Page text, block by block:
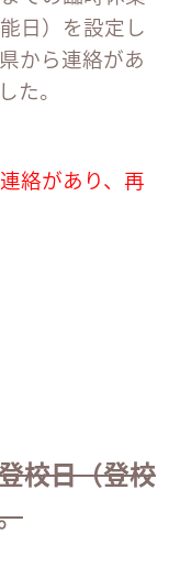
日）を設定し
から連絡があ
た。
絡があり、再
校日（登校